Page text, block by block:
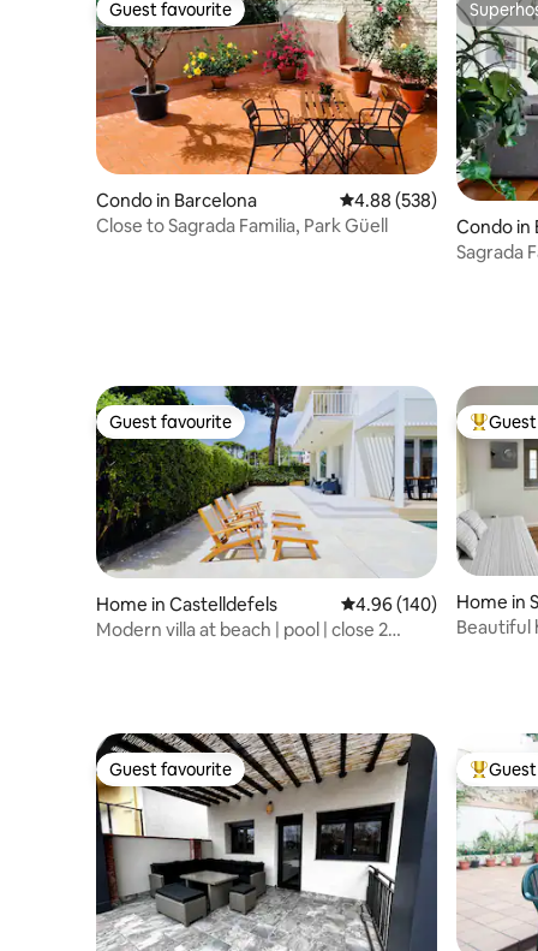
Guest favourite
Guest favourite
Condo in Barcelona 4.88 out of 5 average
4.88 (538)
Close to Sagrada Familia, Park Güell
Condo in
Sagrada
Guest favourite
Guest favourite
Home in Castelldefels 4.96 out of 5 average
4.96 (140)
Modern villa at beach | pool | close 2
Top
Home in
ès
Beautiful
Guest favourite
Guest favourite Top